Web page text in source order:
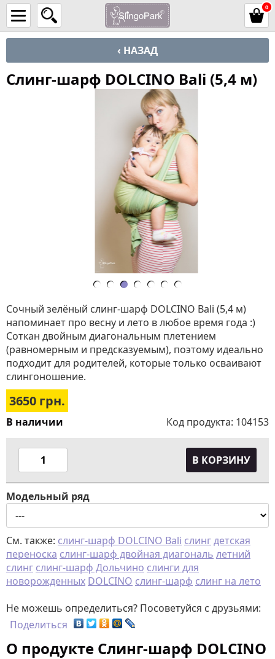
0
‹ НАЗАД
Слинг-шарф DOLCINO Bali (5,4 м)
Сочный зелёный слинг-шарф DOLCINO Bali (5,4 м)
напоминает про весну и лето в любое время года :)
Соткан двойным диагональным плетением
(равномерным и предсказуемым), поэтому идеально
подходит для родителей, которые только осваивают
слингоношение.
3650 грн.
В наличии Код продукта: 104153
В КОРЗИНУ
Модельный ряд
См. также: слинг-шарф DOLCINO Bali слингдетская
переноска слинг-шарф двойная диагональ летний
слинг слинг-шарф Дольчино слинги для
новорожденных DOLCINO слинг-шарф слинг на лето
Не можешь определиться? Посоветуйся с друзьями:
Поделиться
О продукте Слинг-шарф DOLCINO